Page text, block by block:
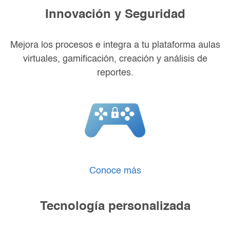
Innovación y Seguridad
Mejora los procesos e integra a tu plataforma aulas
virtuales, gamificación, creación y análisis de
reportes.
Conoce más
Tecnología personalizada